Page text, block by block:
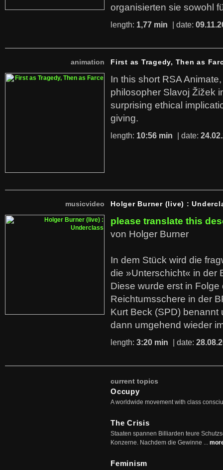
organisierten sie sowohl
length: 1,77 min | date:
animation First as Tragedy, Then as
In this short RSA
philosopher Slavoj Žižek
surprising ethical
giving.
length: 10:56 min | date:
musicvideo Holger Burner (live) :
please translate this
von Holger Burner
In dem Stück wird die
die »Unterschicht« in der
Diese wurde erst in
Reichtumsschere in der
Kurt Beck (SPD)
dann umgehend wieder
length: 3:20 min | date:
current topics
Occupy
A worldwide movement with class
The Crisis
Staaten spannen Billiarden teure
Konzerne. Nachdem die Gewinne ...
Feminism